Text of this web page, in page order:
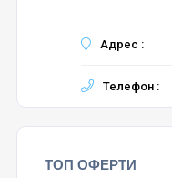
Адрес :
Телефон :
ТОП ОФЕРТИ